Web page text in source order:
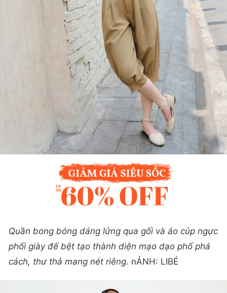
Quần bong bóng dáng lửng qua gối và áo cúp ngực
phối giày đế bệt tạo thành diện mạo dạo phố phá
cách, thư thả mang nét riêng. nẢNH: LIBÉ